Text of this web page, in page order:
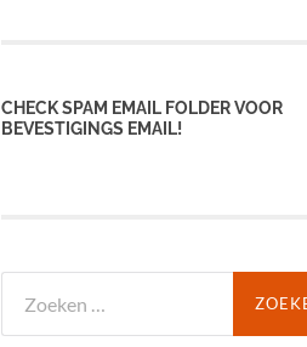
CHECK SPAM EMAIL FOLDER VOOR
BEVESTIGINGS EMAIL!
naar: